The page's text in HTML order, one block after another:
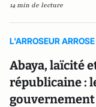
14 min de lecture
L'ARROSEUR ARROSE
Abaya, laïcité
républicaine :